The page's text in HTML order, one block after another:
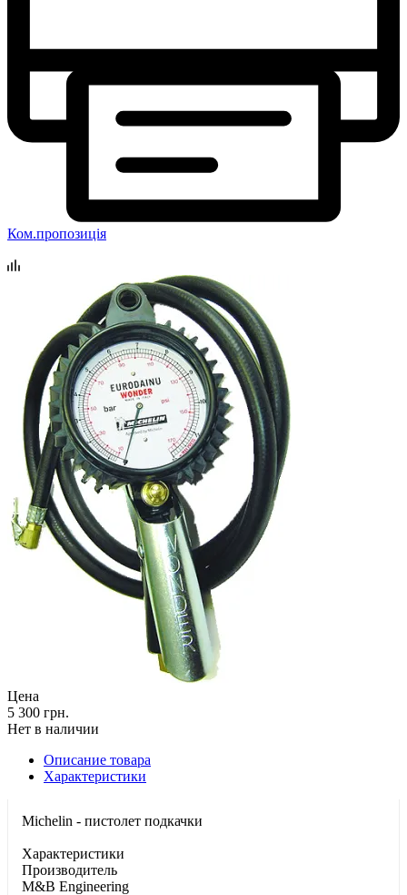
Ком.пропозиція
Цена
5 300 грн.
Нет в наличии
Описание товара
Характеристики
Michelin - пистолет подкачки
Характеристики
Производитель
M&B Engineering